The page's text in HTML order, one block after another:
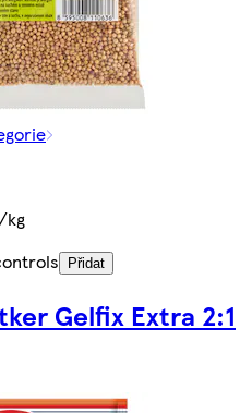
kg
Přidat
Gelfix Extra 2:1